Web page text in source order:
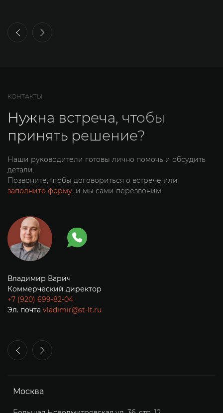
КОНТАКТЫ
Нужна встреча, чтобы
принять решение?
Наши руководители готовы лично помочь и обсудить
детали.
Позвоните, чтобы договориться о встрече или
заполните форму, и мы сами перезвоним.
Владимир Варич
Коммерческий директор
+7 (920) 699-82-04
Эл. почта vladimir@st-lt.ru
Москва